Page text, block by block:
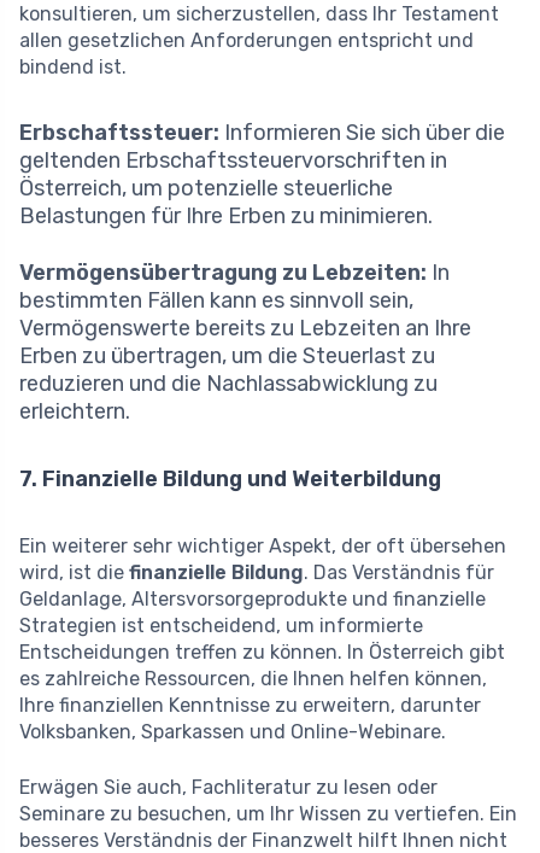
konsultieren, um sicherzustellen, dass Ihr Testament
allen gesetzlichen Anforderungen entspricht und
bindend ist.
Erbschaftssteuer: Informieren Sie sich über die
geltenden Erbschaftssteuervorschriften in
Österreich, um potenzielle steuerliche
Belastungen für Ihre Erben zu minimieren.
Vermögensübertragung zu Lebzeiten: In
bestimmten Fällen kann es sinnvoll sein,
Vermögenswerte bereits zu Lebzeiten an Ihre
Erben zu übertragen, um die Steuerlast zu
reduzieren und die Nachlassabwicklung zu
erleichtern.
7. Finanzielle Bildung und Weiterbildung
Ein weiterer sehr wichtiger Aspekt, der oft übersehen
wird, ist die finanzielle Bildung. Das Verständnis für
Geldanlage, Altersvorsorgeprodukte und finanzielle
Strategien ist entscheidend, um informierte
Entscheidungen treffen zu können. In Österreich gibt
es zahlreiche Ressourcen, die Ihnen helfen können,
Ihre finanziellen Kenntnisse zu erweitern, darunter
Volksbanken, Sparkassen und Online-Webinare.
Erwägen Sie auch, Fachliteratur zu lesen oder
Seminare zu besuchen, um Ihr Wissen zu vertiefen. Ein
besseres Verständnis der Finanzwelt hilft Ihnen nicht